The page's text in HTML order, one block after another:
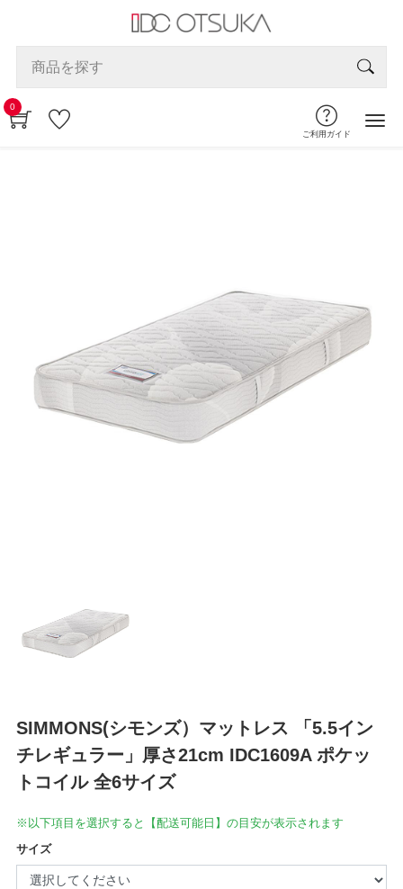
0
ご利用ガイド
SIMMONS(シモンズ）マットレス 「5.5イン
チレギュラー」厚さ21cm IDC1609A ポケッ
トコイル 全6サイズ
※以下項目を選択すると【配送可能日】の目安が表示されます
サイズ